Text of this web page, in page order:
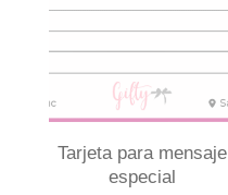
Tarjeta para mensaje
especial